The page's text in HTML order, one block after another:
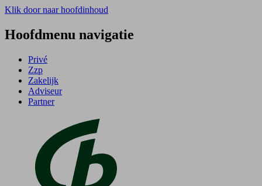
Klik door naar hoofdinhoud
Hoofdmenu navigatie
Privé
Zzp
Zakelijk
Adviseur
Partner